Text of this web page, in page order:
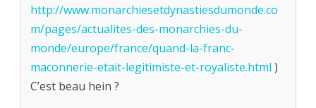
http://www.monarchiesetdynastiesdumonde.co
m/pages/actualites-des-monarchies-du-
monde/europe/france/quand-la-franc-
maconnerie-etait-legitimiste-et-royaliste.html )
C’est beau hein ?